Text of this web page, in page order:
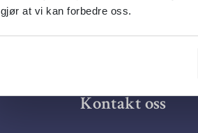
gjør at vi kan forbedre oss.
Kontakt oss